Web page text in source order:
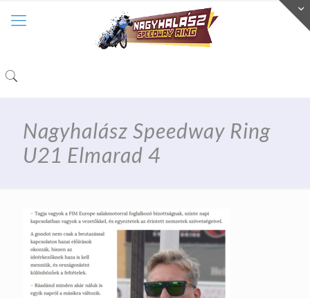
Nagyhalász Speedway Ring
U21 Elmarad 4